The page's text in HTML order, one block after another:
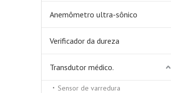
Anemômetro ultra-sônico
Verificador da dureza
Transdutor médico.
Sensor de varredura